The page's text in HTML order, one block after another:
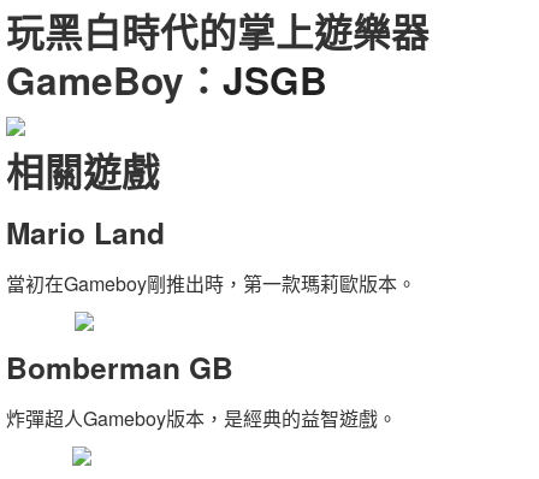
玩黑白時代的掌上遊樂器
GameBoy： JSGB
相關遊戲
Mario Land
當初在Gameboy剛推出時，第一款瑪莉歐版本。
Bomberman GB
炸彈超人Gameboy版本，是經典的益智遊戲。